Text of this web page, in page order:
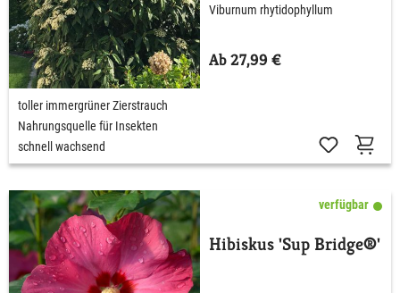
Viburnum rhytidophyllum
Ab 27,99 €
toller immergrüner Zierstrauch
Nahrungsquelle für Insekten
schnell wachsend
verfügbar
Hibiskus 'Sup Bridge®'